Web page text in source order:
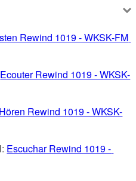
Rewind 1019 - WKSK-FM
Ecouter Rewind 1019 - WKSK-
Hören Rewind 1019 - WKSK-
Escuchar Rewind 1019 -